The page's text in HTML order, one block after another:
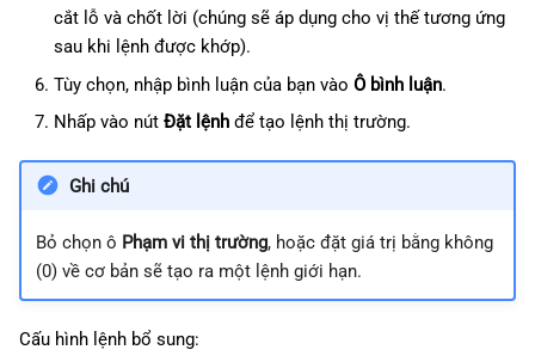
cắt lỗ và chốt lời (chúng sẽ áp dụng cho vị thế tương ứng
sau khi lệnh được khớp).
Tùy chọn, nhập bình luận của bạn vào Ô bình luận.
Nhấp vào nút Đặt lệnhđể tạo lệnh thị trường.
Ghi chú
Bỏ chọn ô Phạm vi thị trường, hoặc đặt giá trị bằng không
(0) về cơ bản sẽ tạo ra một lệnh giới hạn.
Cấu hình lệnh bổ sung: